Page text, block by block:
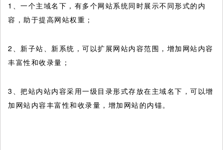
1、一个主域名下，有多个网站系统同时展示不同形式的内
容，助于提高网站权重；
2、新子站、新系统，可以扩展网站内容范围，增加网站内容
丰富性和收录量；
3、把站内站内容采用一级目录形式存放在主域名下，可以增
加网站内容丰富性和收录量，增加网站的内锚。